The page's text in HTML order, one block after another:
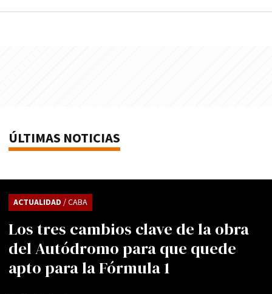
ÚLTIMAS NOTICIAS
Los tres cambios clave de la obra
del Autódromo para que quede
apto para la Fórmula 1
ACTUALIDAD / CABA